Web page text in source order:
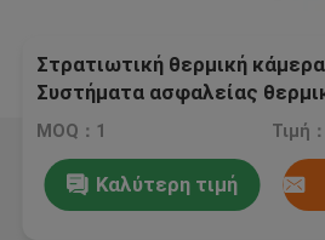
Στρατιωτική θερμική
Συστήματα ασφαλείας
MOQ：1 Τιμή
Καλύτερη τιμή